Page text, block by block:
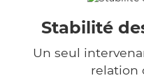
Stabilité
Un seul
relation